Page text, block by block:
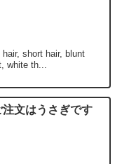
short hair, blunt
white th...
文はうさぎです